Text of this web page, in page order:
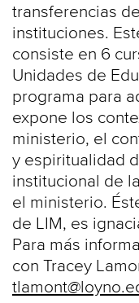
transferencias
instituciones.
consiste en 6
Unidades de
programa para
expone los
ministerio, el
y espiritualidad
institucional de
el ministerio.
de LIM, es
Para más
con Tracey